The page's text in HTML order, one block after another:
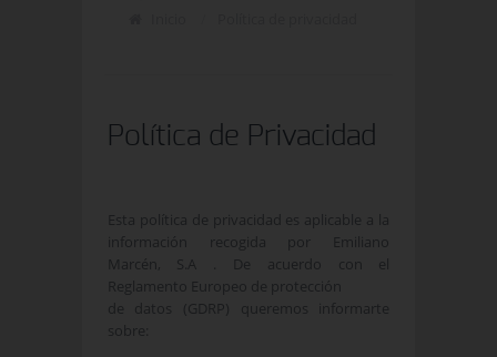
Política de Privacidad
Esta política de privacidad es aplicable a la
información recogida por Emiliano
Marcén, S.A . De acuerdo con el
Reglamento Europeo de protección
de datos (GDRP) queremos informarte
sobre: